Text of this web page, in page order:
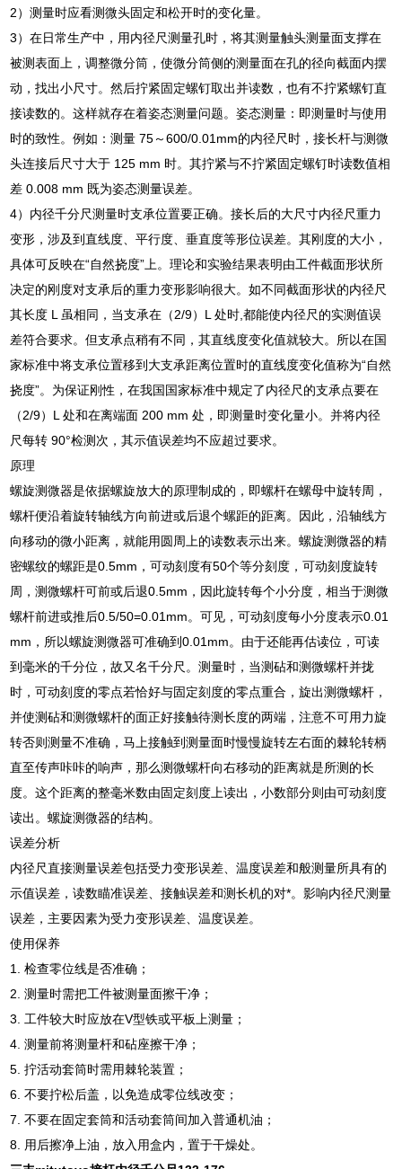
2）测量时应看测微头固定和松开时的变化量。
3）在日常生产中，用内径尺测量孔时，将其测量触头测量面支撑在
被测表面上，调整微分筒，使微分筒侧的测量面在孔的径向截面内摆
动，找出小尺寸。然后拧紧固定螺钉取出并读数，也有不拧紧螺钉直
接读数的。这样就存在着姿态测量问题。姿态测量：即测量时与使用
时的致性。例如：测量 75～600/0.01mm的内径尺时，接长杆与测微
头连接后尺寸大于 125 mm 时。其拧紧与不拧紧固定螺钉时读数值相
差 0.008 mm 既为姿态测量误差。
4）内径千分尺测量时支承位置要正确。接长后的大尺寸内径尺重力
变形，涉及到直线度、平行度、垂直度等形位误差。其刚度的大小，
具体可反映在“自然挠度”上。理论和实验结果表明由工件截面形状所
决定的刚度对支承后的重力变形影响很大。如不同截面形状的内径尺
其长度 L 虽相同，当支承在（2/9）L 处时,都能使内径尺的实测值误
差符合要求。但支承点稍有不同，其直线度变化值就较大。所以在国
家标准中将支承位置移到大支承距离位置时的直线度变化值称为“自然
挠度”。为保证刚性，在我国国家标准中规定了内径尺的支承点要在
（2/9）L 处和在离端面 200 mm 处，即测量时变化量小。并将内径
尺每转 90°检测次，其示值误差均不应超过要求。
原理
螺旋测微器是依据螺旋放大的原理制成的，即螺杆在螺母中旋转周，
螺杆便沿着旋转轴线方向前进或后退个螺距的距离。因此，沿轴线方
向移动的微小距离，就能用圆周上的读数表示出来。螺旋测微器的精
密螺纹的螺距是0.5mm，可动刻度有50个等分刻度，可动刻度旋转
周，测微螺杆可前或后退0.5mm，因此旋转每个小分度，相当于测微
螺杆前进或推后0.5/50=0.01mm。可见，可动刻度每小分度表示0.01
mm，所以螺旋测微器可准确到0.01mm。由于还能再估读位，可读
到毫米的千分位，故又名千分尺。测量时，当测砧和测微螺杆并拢
时，可动刻度的零点若恰好与固定刻度的零点重合，旋出测微螺杆，
并使测砧和测微螺杆的面正好接触待测长度的两端，注意不可用力旋
转否则测量不准确，马上接触到测量面时慢慢旋转左右面的棘轮转柄
直至传声咔咔的响声，那么测微螺杆向右移动的距离就是所测的长
度。这个距离的整毫米数由固定刻度上读出，小数部分则由可动刻度
读出。螺旋测微器的结构。
误差分析
内径尺直接测量误差包括受力变形误差、温度误差和般测量所具有的
示值误差，读数瞄准误差、接触误差和测长机的对*。影响内径尺测量
误差，主要因素为受力变形误差、温度误差。
使用保养
1. 检查零位线是否准确；
2. 测量时需把工件被测量面擦干净；
3. 工件较大时应放在V型铁或平板上测量；
4. 测量前将测量杆和砧座擦干净；
5. 拧活动套筒时需用棘轮装置；
6. 不要拧松后盖，以免造成零位线改变；
7. 不要在固定套筒和活动套筒间加入普通机油；
8. 用后擦净上油，放入用盒内，置于干燥处。